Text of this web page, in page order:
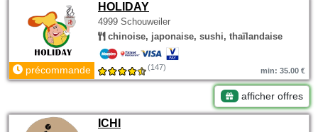
HOLIDAY
4999 Schouweiler
chinoise, japonaise, sushi, thaïlandaise
précommande (147) min: 35.00 €
afficher offres
ICHI